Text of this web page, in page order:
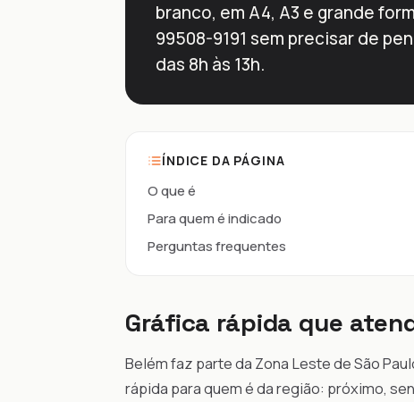
branco, em A4, A3 e grande
99508-9191 sem precisar de
das 8h às 13h.
ÍNDICE DA PÁGINA
O que é
Para quem é indicado
Perguntas frequentes
Gráfica rápida que
Belém faz parte da Zona Leste de São
rápida para quem é da região: próximo,